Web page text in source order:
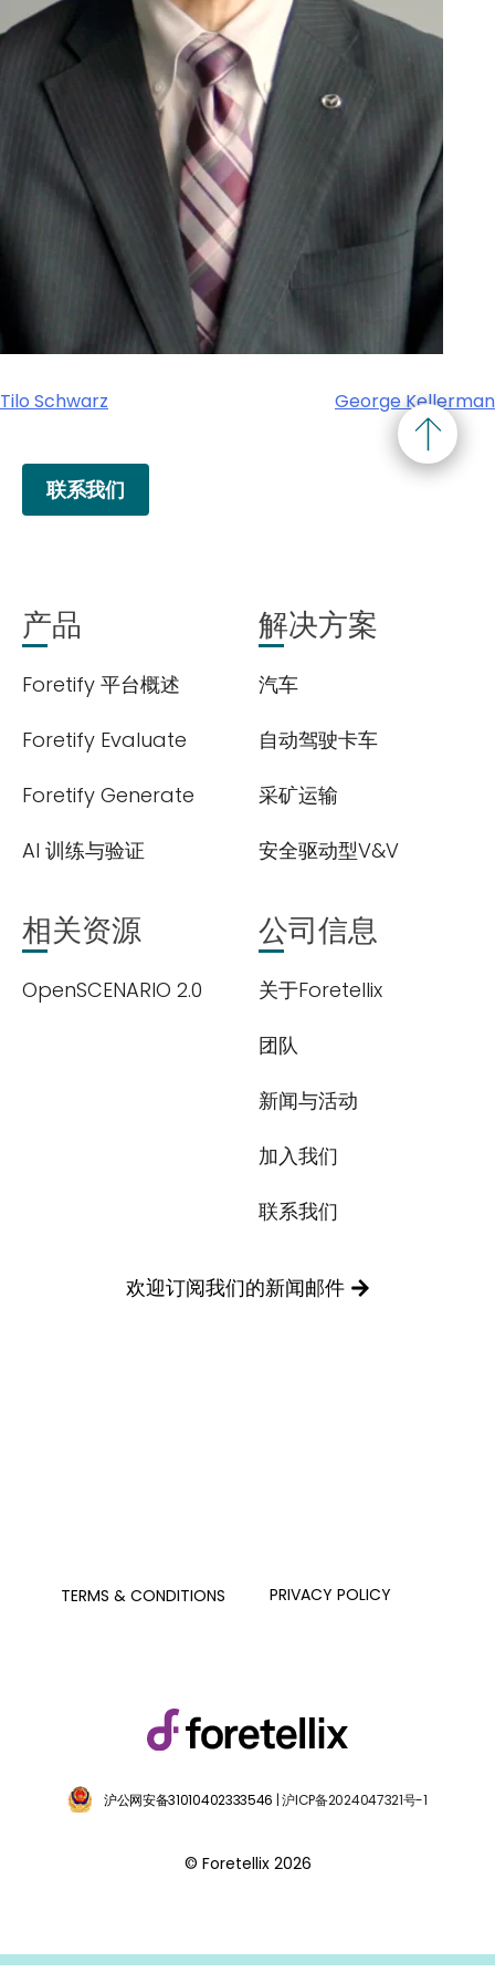
Tilo Schwarz George Kellerman
联系我们
产品
Foretify 平台概述
Foretify Evaluate
Foretify Generate
AI 训练与验证
解决方案
汽车
自动驾驶卡车
采矿运输
安全驱动型V&V
相关资源
OpenSCENARIO 2.0
公司信息
关于Foretellix
团队
新闻与活动
加入我们
联系我们
欢迎订阅我们的新闻邮件
TERMS & CONDITIONS PRIVACY POLICY
沪公网安备31010402333546 | 沪ICP备2024047321号-1
© Foretellix 2026
欢迎订阅我们的新闻邮件
司产品内容与服务。您可以随时选择退订。若要理解更多，
提交